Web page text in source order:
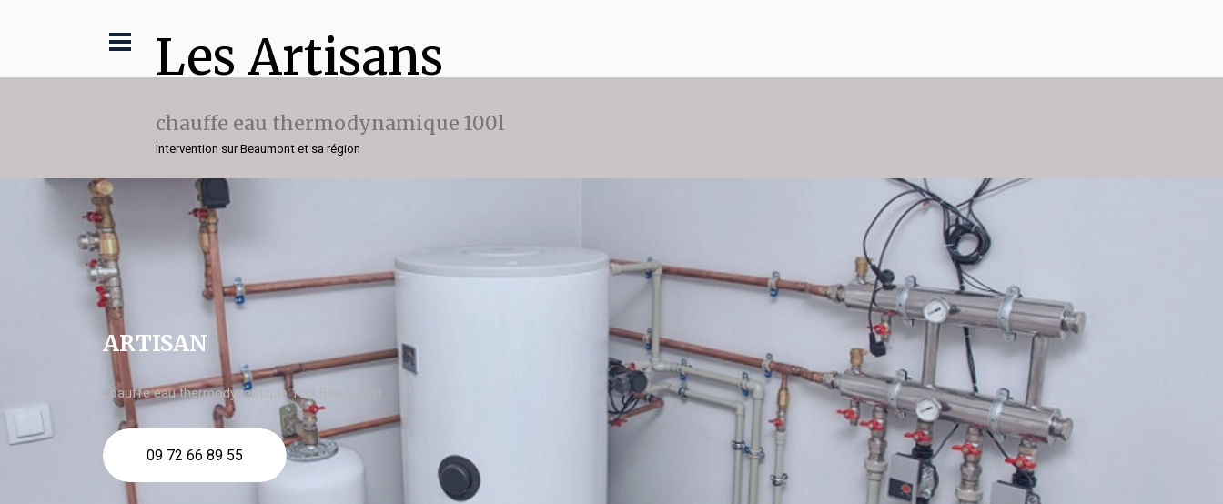
Les Artisans
chauffe eau thermodynamique 100l
Intervention sur Beaumont et sa région
ARTISAN
chauffe eau thermodynamique 100l Beaumont
09 72 66 89 55